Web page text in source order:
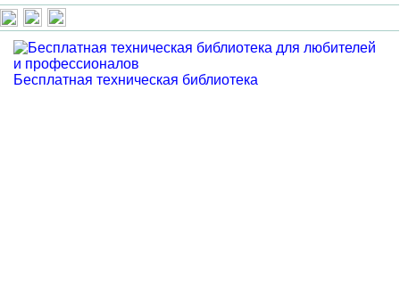
Бесплатная техническая библиотека